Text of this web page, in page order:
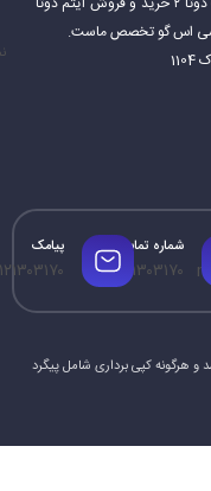
و نمایه بازیکنان و
شماره تماس
۰۹۱۲۱۳۰۳۱۷۰
پیامک
هرگونه کپی برداری شامل پیگرد